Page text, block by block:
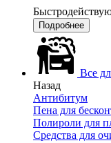
Подробнее
Все
Назад
Антибитум
Пена для
Полироли для
Средства для